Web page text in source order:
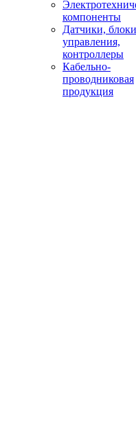
компоненты
Датчики, блоки
управления,
контроллеры
Кабельно-
проводниковая
продукция